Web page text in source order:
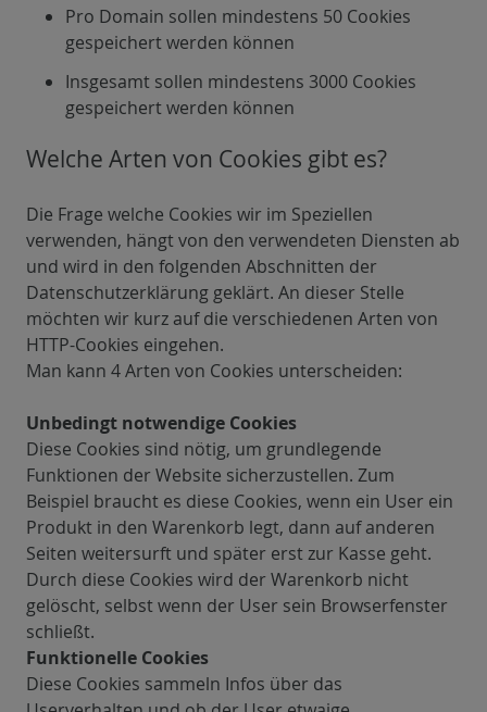
Pro Domain sollen mindestens 50 Cookies
gespeichert werden können
Insgesamt sollen mindestens 3000 Cookies
gespeichert werden können
Welche Arten von Cookies gibt es?
Die Frage welche Cookies wir im Speziellen
verwenden, hängt von den verwendeten Diensten ab
und wird in den folgenden Abschnitten der
Datenschutzerklärung geklärt. An dieser Stelle
möchten wir kurz auf die verschiedenen Arten von
HTTP-Cookies eingehen.
Man kann 4 Arten von Cookies unterscheiden:
Unbedingt notwendige Cookies
Diese Cookies sind nötig, um grundlegende
Funktionen der Website sicherzustellen. Zum
Beispiel braucht es diese Cookies, wenn ein User ein
Produkt in den Warenkorb legt, dann auf anderen
Seiten weitersurft und später erst zur Kasse geht.
Durch diese Cookies wird der Warenkorb nicht
gelöscht, selbst wenn der User sein Browserfenster
schließt.
Funktionelle Cookies
Diese Cookies sammeln Infos über das